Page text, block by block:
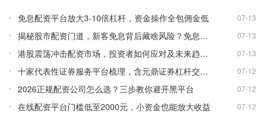
免息配资平台放大3-10倍杠杆，资金操作全包佣金低 07-13
揭秘股市配资门道，新客免息背后藏啥风险？免息配资平台靠谱吗？ 07-13
港股震荡冲击配资市场，投资者如何应对及未来趋势分析 07-13
十家代表性证券服务平台梳理，含元鼎证券杠杆交易详情 07-12
2026正规配资公司怎么选？三步教你避开黑平台 07-12
在线配资平台门槛低至2000元，小资金也能放大收益 07-12